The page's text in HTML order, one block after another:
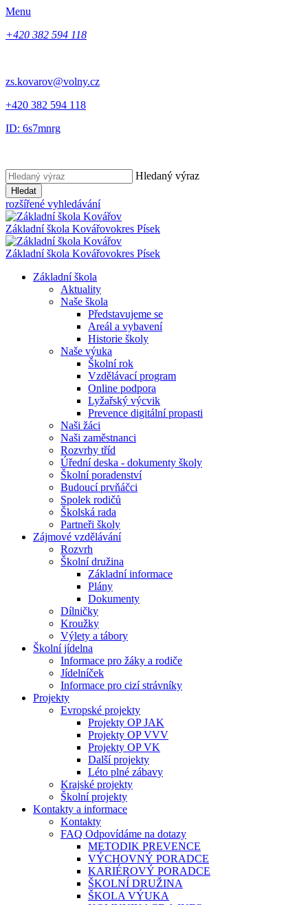
Menu
+420 382 594 118
zs.kovarov@volny.cz
+420 382 594 118
ID: 6s7mnrg
Hledaný výraz
Hledat
rozšířené vyhledávání
Základní škola Kovářovokres Písek
Základní škola Kovářovokres Písek
Základní škola
Aktuality
Naše škola
Představujeme se
Areál a vybavení
Historie školy
Naše výuka
Školní rok
Vzdělávací program
Online podpora
Lyžařský výcvik
Prevence digitální propasti
Naši žáci
Naši zaměstnanci
Rozvrhy tříd
Úřední deska - dokumenty školy
Školní poradenství
Budoucí prvňáčci
Spolek rodičů
Školská rada
Partneři školy
Zájmové vzdělávání
Rozvrh
Školní družina
Základní informace
Plány
Dokumenty
Dílničky
Kroužky
Výlety a tábory
Školní jídelna
Informace pro žáky a rodiče
Jídelníček
Informace pro cizí strávníky
Projekty
Evropské projekty
Projekty OP JAK
Projekty OP VVV
Projekty OP VK
Další projekty
Léto plné zábavy
Krajské projekty
Školní projekty
Kontakty a informace
Kontakty
FAQ Odpovídáme na dotazy
METODIK PREVENCE
VÝCHOVNÝ PORADCE
KARIÉROVÝ PORADCE
ŠKOLNÍ DRUŽINA
ŠKOLA VÝUKA